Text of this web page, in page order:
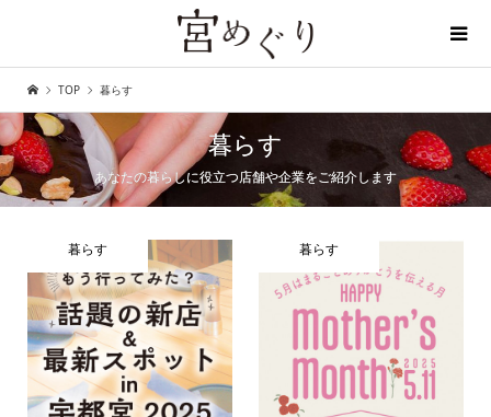
TOP 暮らす
暮らす
あなたの暮らしに役立つ店舗や企業をご紹介します
暮らす 暮らす